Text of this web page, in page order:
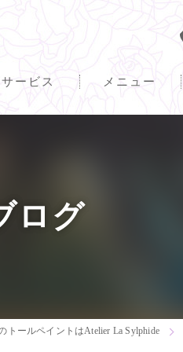
サービス メニュー
ログ
トールペイントはAtelier La Sylphide